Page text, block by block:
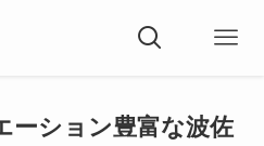
ーション豊富な波佐